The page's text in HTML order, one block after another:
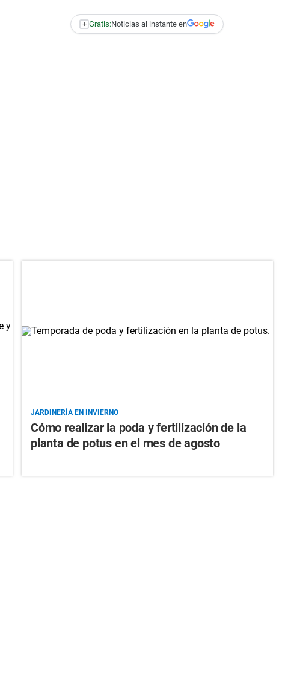
+ Gratis:Noticias al instante en
JARDINERÍA EN INVIERNO
Cómo realizar la poda y fertilización de la
planta de potus en el mes de agosto